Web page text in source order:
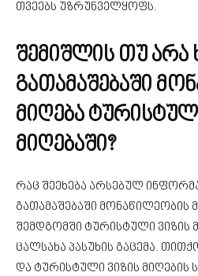
თვეებს უზრუნველყოფს.
შემიშლის თუ არა
გათამაშებაში
მიღება
მიღებაში?
რაც შეეხება არსებულ
გათამაშებაში მონაწილეობის
შემდგომში ტურისტული ვიზის
ცალსახა პასუხის გაცემა.
და ტურისტული ვიზის